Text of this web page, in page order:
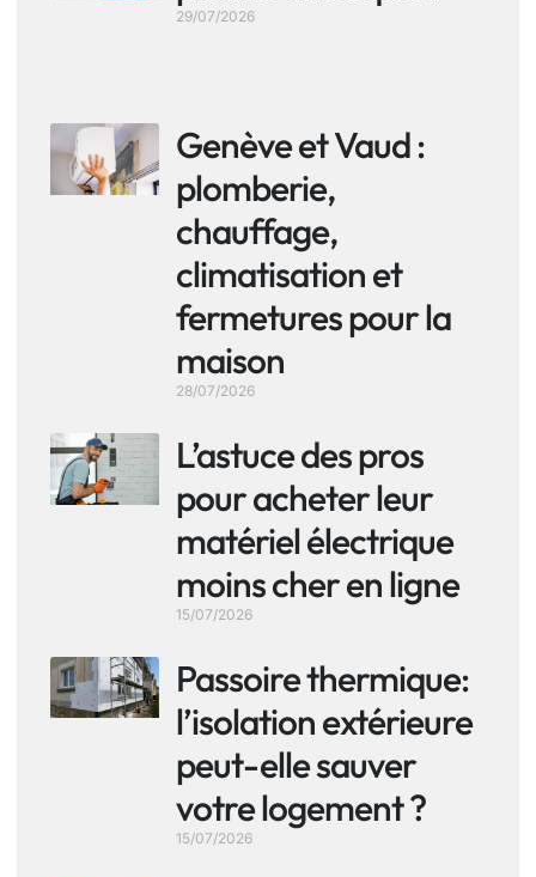
29/07/2026
Genève et Vaud :
plomberie,
chauffage,
climatisation et
fermetures pour la
maison
28/07/2026
L’astuce des pros
pour acheter leur
matériel électrique
moins cher en ligne
15/07/2026
Passoire thermique:
l’isolation extérieure
peut-elle sauver
votre logement ?
15/07/2026